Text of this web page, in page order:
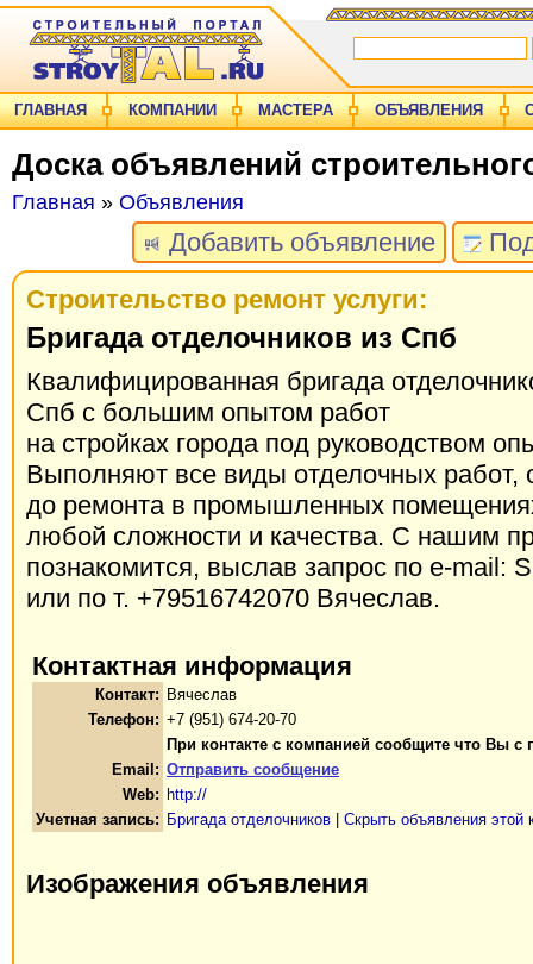
ГЛАВНАЯ КОМПАНИИ МАСТЕРА ОБЪЯВЛЕНИЯ
Доска объявлений
Главная » Объявления
Добавить объявление
Строительство ремонт услуги:
Бригада отделочников из Спб
Квалифицированная бригада
Спб с большим опытом работ
на стройках города под руководством
Выполняют все виды отделочных работ,
до ремонта в промышленных
любой сложности и качества. С нашим
познакомится, выслав запрос по e-mail:
или по т. +79516742070 Вячеслав.
Контактная информация
Контакт: Вячеслав
Телефон: +7 (951) 674-20-70
При контакте с компанией сообщите что Вы с
Email: Отправить сообщение
Web: http://
Учетная запись: Бригада отделочников | Скрыть объявления этой
Изображения объявления